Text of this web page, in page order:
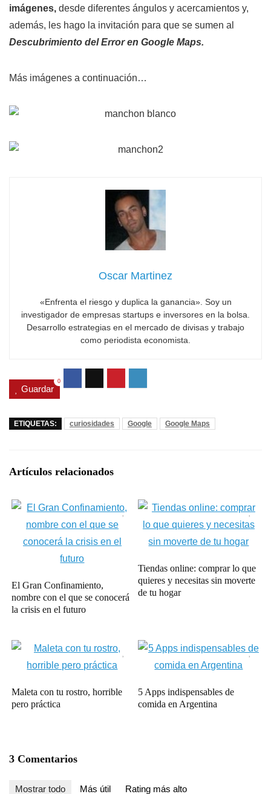
imágenes, desde diferentes ángulos y acercamientos y,
además, les hago la invitación para que se sumen al
Descubrimiento del Error en Google Maps.
Más imágenes a continuación…
Oscar Martinez
«Enfrenta el riesgo y duplica la ganancia». Soy un
investigador de empresas startups e inversores en la bolsa.
Desarrollo estrategias en el mercado de divisas y trabajo
como periodista economista.
Guardar
0
ETIQUETAS: curiosidades Google Google Maps
Artículos relacionados
El Gran Confinamiento,
nombre con el que se conocerá
la crisis en el futuro
Tiendas online: comprar lo que
quieres y necesitas sin moverte
de tu hogar
Maleta con tu rostro, horrible
pero práctica
5 Apps indispensables de
comida en Argentina
3 Comentarios
Mostrar todo Más útil Rating más alto